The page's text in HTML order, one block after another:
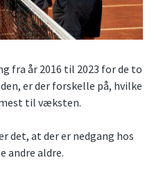
fra år 2016 til 2023 for de to
er der forskelle på, hvilke
til væksten.
det, at der er nedgang hos
andre aldre.